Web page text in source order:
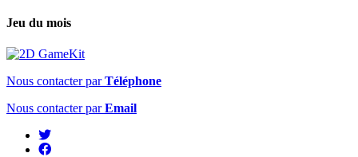
Jeu du mois
Nous contacter parTéléphone
Nous contacter parEmail